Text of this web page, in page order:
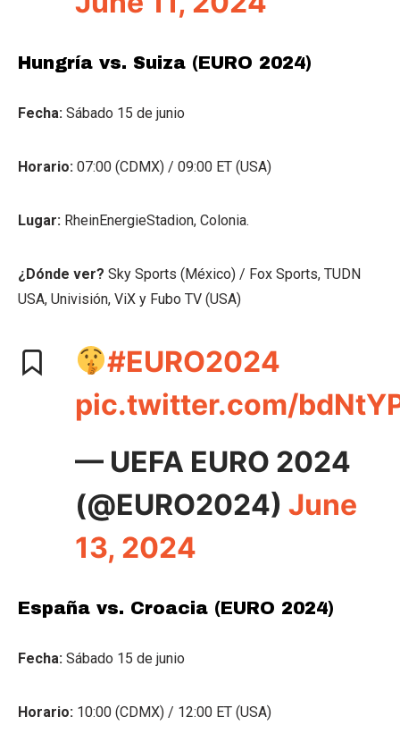
Hungría vs. Suiza (EURO 2024)
Fecha: Sábado 15 de junio
Horario: 07:00 (CDMX) / 09:00 ET (USA)
Lugar: RheinEnergieStadion, Colonia.
¿Dónde ver? Sky Sports (México) / Fox Sports, TUDN
USA, Univisión, ViX y Fubo TV (USA)
#EURO2024
pic.twitter.com/
— UEFA EURO 2024
(@EURO2024) June
13, 2024
España vs. Croacia (EURO 2024)
Fecha: Sábado 15 de junio
Horario: 10:00 (CDMX) / 12:00 ET (USA)